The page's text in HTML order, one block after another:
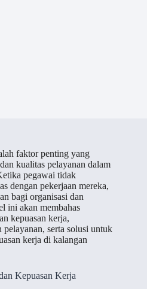
faktor penting yang
kualitas pelayanan dalam
pegawai tidak
dengan pekerjaan mereka,
bagi organisasi dan
ini akan membahas
kepuasan kerja,
serta solusi untuk
kerja di kalangan
Kepuasan Kerja